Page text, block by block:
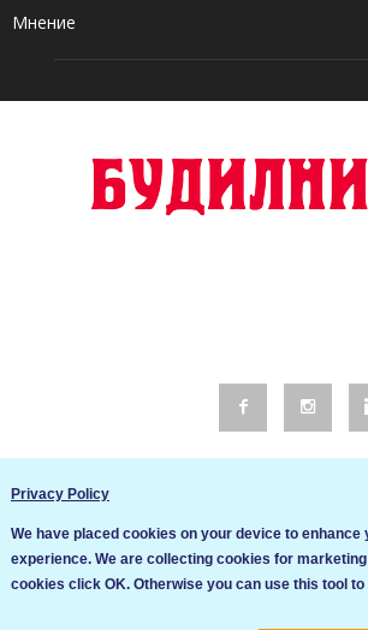
Мнение
Общи условия
Privacy Policy
We have placed cookies on your device to enhance
experience. We are collecting cookies for marketing
cookies click OK. Otherwise you can use this tool to
Ние използваме бисквитки за да
продължите да посещавате този сайт,